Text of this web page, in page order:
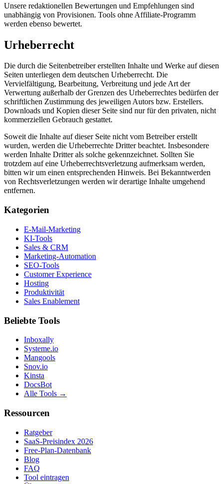
Unsere redaktionellen Bewertungen und Empfehlungen sind
unabhängig von Provisionen. Tools ohne Affiliate-Programm
werden ebenso bewertet.
Urheberrecht
Die durch die Seitenbetreiber erstellten Inhalte und Werke auf diesen
Seiten unterliegen dem deutschen Urheberrecht. Die
Vervielfältigung, Bearbeitung, Verbreitung und jede Art der
Verwertung außerhalb der Grenzen des Urheberrechtes bedürfen der
schriftlichen Zustimmung des jeweiligen Autors bzw. Erstellers.
Downloads und Kopien dieser Seite sind nur für den privaten, nicht
kommerziellen Gebrauch gestattet.
Soweit die Inhalte auf dieser Seite nicht vom Betreiber erstellt
wurden, werden die Urheberrechte Dritter beachtet. Insbesondere
werden Inhalte Dritter als solche gekennzeichnet. Sollten Sie
trotzdem auf eine Urheberrechtsverletzung aufmerksam werden,
bitten wir um einen entsprechenden Hinweis. Bei Bekanntwerden
von Rechtsverletzungen werden wir derartige Inhalte umgehend
entfernen.
Kategorien
E-Mail-Marketing
KI-Tools
Sales & CRM
Marketing-Automation
SEO-Tools
Customer Experience
Hosting
Produktivität
Sales Enablement
Beliebte Tools
Inboxally
Systeme.io
Mangools
Snov.io
Kinsta
DocsBot
Alle Tools →
Ressourcen
Ratgeber
SaaS-Preisindex 2026
Free-Plan-Datenbank
Blog
FAQ
Tool eintragen